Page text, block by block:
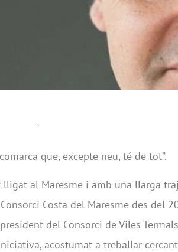
que, excepte neu, té de tot”.
lligat al Maresme i amb una llarga
Costa del Maresme des del
del Consorci de Viles
acostumat a treballar